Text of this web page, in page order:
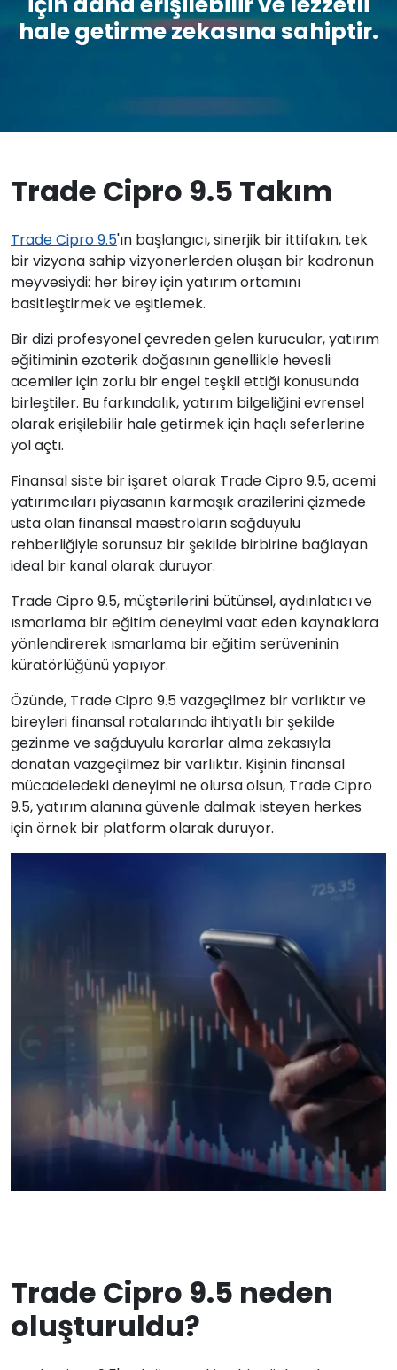
hale getirme zekasına sahiptir.
Trade Cipro 9.5 Takım
Trade Cipro 9.5'ın başlangıcı, sinerjik bir ittifakın, tek
bir vizyona sahip vizyonerlerden oluşan bir kadronun
meyvesiydi: her birey için yatırım ortamını
basitleştirmek ve eşitlemek.
Bir dizi profesyonel çevreden gelen kurucular, yatırım
eğitiminin ezoterik doğasının genellikle hevesli
acemiler için zorlu bir engel teşkil ettiği konusunda
birleştiler. Bu farkındalık, yatırım bilgeliğini evrensel
olarak erişilebilir hale getirmek için haçlı seferlerine
yol açtı.
Finansal siste bir işaret olarak Trade Cipro 9.5, acemi
yatırımcıları piyasanın karmaşık arazilerini çizmede
usta olan finansal maestroların sağduyulu
rehberliğiyle sorunsuz bir şekilde birbirine bağlayan
ideal bir kanal olarak duruyor.
Trade Cipro 9.5, müşterilerini bütünsel, aydınlatıcı ve
ısmarlama bir eğitim deneyimi vaat eden kaynaklara
yönlendirerek ısmarlama bir eğitim serüveninin
küratörlüğünü yapıyor.
Özünde, Trade Cipro 9.5 vazgeçilmez bir varlıktır ve
bireyleri finansal rotalarında ihtiyatlı bir şekilde
gezinme ve sağduyulu kararlar alma zekasıyla
donatan vazgeçilmez bir varlıktır. Kişinin finansal
mücadeledeki deneyimi ne olursa olsun, Trade Cipro
9.5, yatırım alanına güvenle dalmak isteyen herkes
için örnek bir platform olarak duruyor.
Trade Cipro 9.5 neden
oluşturuldu?